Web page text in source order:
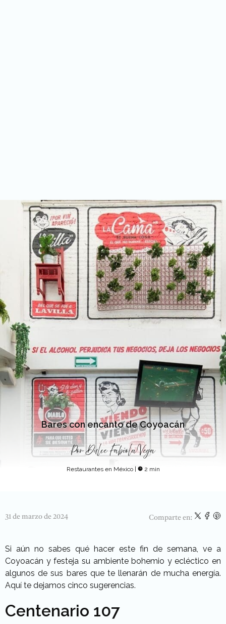
Bares con encanto de Coyoacán
PorDulce Fabiola Vega
Restaurantes en México 2 min
31 de marzo de 2024 Comparte en:
Si aún no sabes qué hacer este fin de semana, ve a
Coyoacán y festeja su ambiente bohemio y ecléctico en
algunos de sus bares que te llenarán de mucha energía.
Aquí te dejamos cinco sugerencias.
Centenario 107